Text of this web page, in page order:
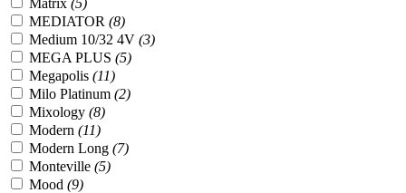
MEDIATOR (8)
Medium 10/32 4V (3)
MEGA PLUS (5)
Megapolis (11)
Milo Platinum (2)
Mixology (8)
Modern (11)
Modern Long (7)
Monteville (5)
Mood (9)